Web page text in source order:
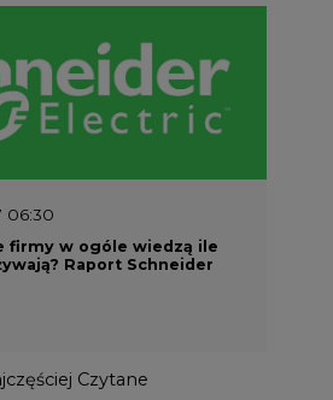
06:30
firmy w ogóle wiedzą ile
Raport Schneider
Czytane